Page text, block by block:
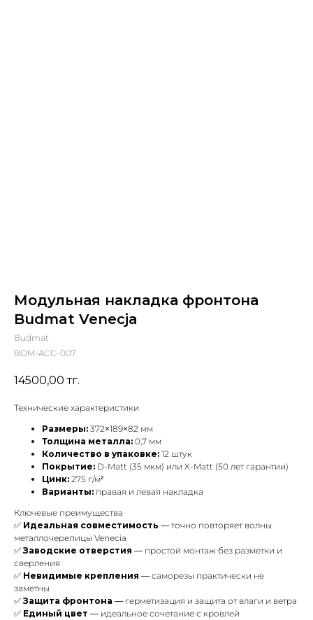
Модульная накладка фронтона
Budmat Venecja
Budmat
BDM-ACC-007
14500,00 тг.
Технические характеристики
Размеры: 372×189×82 мм
Толщина металла: 0,7 мм
Количество в упаковке: 12 штук
Покрытие: D-Matt (35 мкм) или X-Matt (50 лет гарантии)
Цинк: 275 г/м²
Варианты: правая и левая накладка
Ключевые преимущества
✅ Идеальная совместимость — точно повторяет волны
металлочерепицы Venecia
✅ Заводские отверстия — простой монтаж без разметки и
сверления
✅ Невидимые крепления — саморезы практически не
заметны
✅ Защита фронтона — герметизация и защита от влаги и ветра
✅ Единый цвет — идеальное сочетание с кровлей